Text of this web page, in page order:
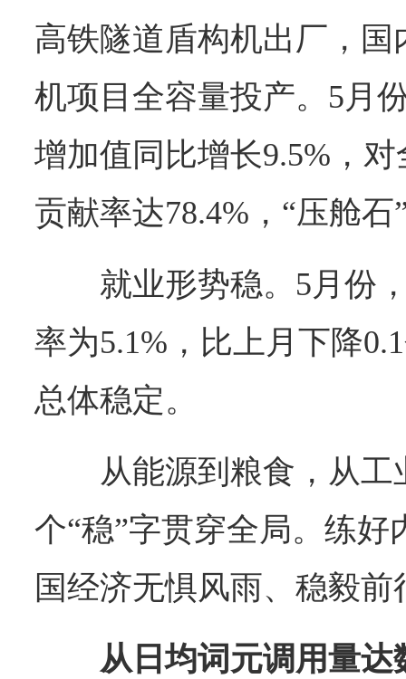
高铁隧道盾构机出厂，国
机项目全容量投产。5月
增加值同比增长9.5%，
贡献率达78.4%，“压舱
就业形势稳。5月份
率为5.1%，比上月下降
总体稳定。
从能源到粮食，从工
个“稳”字贯穿全局。练
国经济无惧风雨、稳毅前
从日均词元调用量